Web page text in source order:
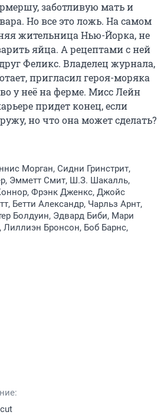
заботливую мать и
Но все это ложь. На самом
жительница Нью-Йорка, не
яйца. А рецептами с ней
Феликс. Владелец журнала,
пригласил героя-моряка
у неё на ферме. Мисс Лейн
придет конец, если
но что она может сделать?
Морган, Сидни Гринстрит,
Эмметт Смит, Ш.З. Шакалль,
Фрэнк Дженкс, Джойс
Бетти Александр, Чарльз Арнт,
Болдуин, Эдвард Биби, Мари
Бронсон, Боб Барнс,